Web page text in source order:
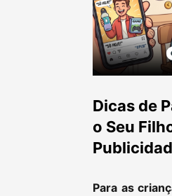
Dicas de
o Seu
Para as